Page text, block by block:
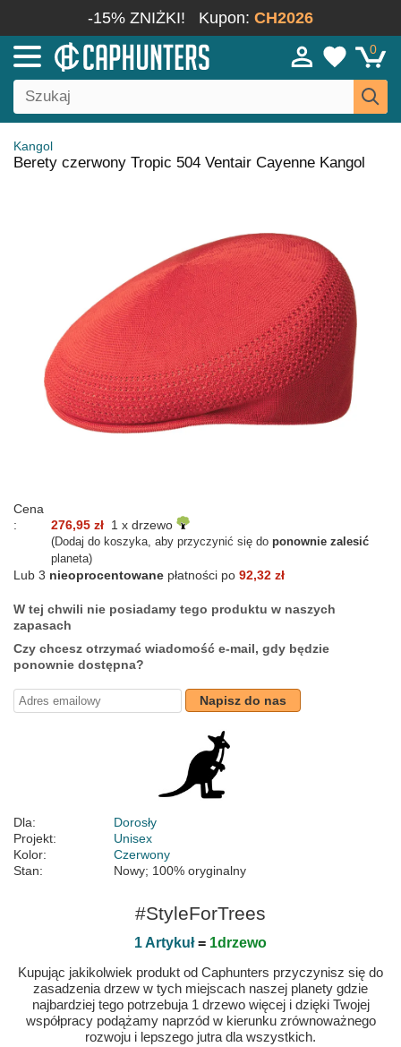
-15% ZNIŻKI! Kupon: CH2026
0
Kangol
Berety czerwony Tropic 504 Ventair Cayenne Kangol
Cena
:
276,95 zł 1 x drzewo
(Dodaj do koszyka, aby przyczynić się do ponownie zalesić
planeta)
Lub 3 nieoprocentowane płatności po 92,32 zł
W tej chwili nie posiadamy tego produktu w naszych
zapasach
Czy chcesz otrzymać wiadomość e-mail, gdy będzie
ponownie dostępna?
Napisz do nas
Dla:
Dorosły
Projekt:
Unisex
Kolor:
Czerwony
Stan:
Nowy; 100% oryginalny
#StyleForTrees
1 Artykuł= 1drzewo
Kupując jakikolwiek produkt od Caphunters przyczynisz się do
zasadzenia drzew w tych miejscach naszej planety gdzie
najbardziej tego potrzebuja 1 drzewo więcej i dzięki Twojej
współpracy podążamy naprzód w kierunku zrównoważnego
rozwoju i lepszego jutra dla wszystkich.